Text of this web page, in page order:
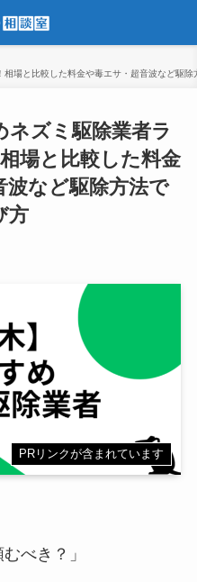
場と比較した料金や毒エサ・超音波など駆除
ネズミ駆除業者ラ
場と比較した料金
波など駆除方法で
方
PRリンクが含まれています
べき？」